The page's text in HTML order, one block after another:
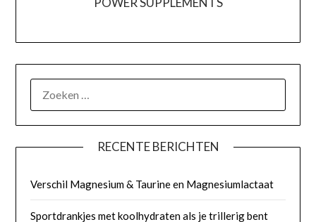
NAAR:
RECENTE BERICHTEN
Verschil Magnesium & Taurine en Magnesiumlactaat
Sportdrankjes met koolhydraten als je trillerig bent